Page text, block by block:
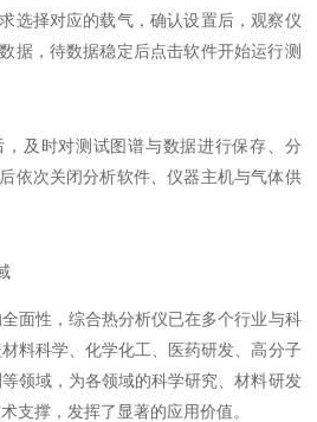
选择对应的载气，确认设置后，观察仪
据，待数据稳定后点击软件开始运行测
及时对测试图谱与数据进行保存、分
依次关闭分析软件、仪器主机与气体供
面性，综合热分析仪已在多个行业与科
料科学、化学化工、医药研发、高分子
领域，为各领域的科学研究、材料研发
支撑，发挥了显著的应用价值。